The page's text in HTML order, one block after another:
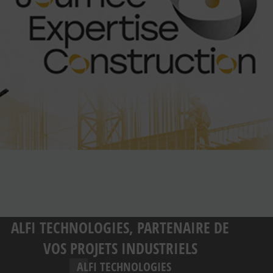
ALFI TECHNOLOGIES, PARTENAIRE DE
VOS PROJETS INDUSTRIELS
ALFI TECHNOLOGIES